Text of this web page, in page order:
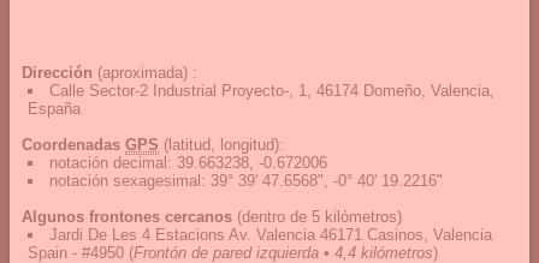
Dirección (aproximada) :
Calle Sector-2 Industrial Proyecto-, 1, 46174 Domeño, Valencia,
España
Coordenadas GPS (latitud, longitud):
notación decimal : 39.663238, -0.672006
notación sexagesimal : 39° 39' 47.6568", -0° 40' 19.2216"
Algunos frontones cercanos (dentro de 5 kilómetros)
Jardi De Les 4 Estacions Av. Valencia 46171 Casinos, Valencia
Spain - #4950 (Frontón de pared izquierda • 4,4 kilómetros)